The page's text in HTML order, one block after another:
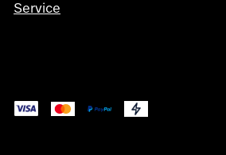
Service